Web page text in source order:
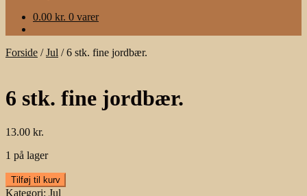
0.00 kr. 0 varer
Forside /Jul /6 stk. fine jordbær.
6 stk. fine jordbær.
13.00 kr.
1 på lager
stk.
Tilføj til kurv
Kategori: Jul